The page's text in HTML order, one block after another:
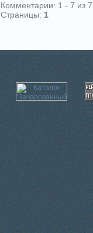
Комментарии: 1 - 7 из 7
Страницы: 1